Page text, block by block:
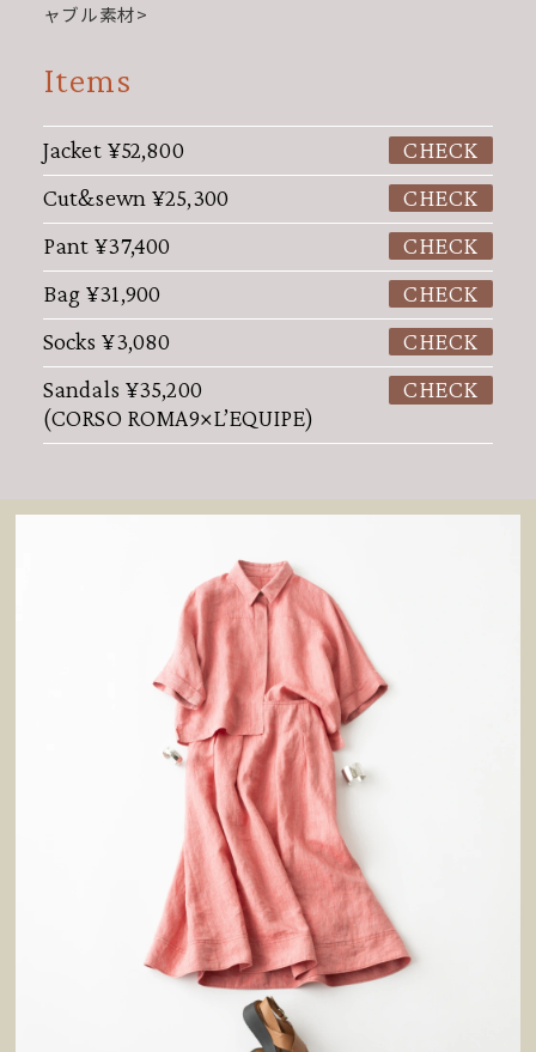
ャブル素材>
Items
Jacket ¥52,800
CHECK
Cut&sewn ¥25,300
CHECK
Pant ¥37,400
CHECK
Bag ¥31,900
CHECK
Socks ¥3,080
CHECK
Sandals ¥35,200
(CORSO ROMA9×L’EQUIPE)
CHECK